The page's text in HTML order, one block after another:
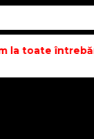
toate întrebările.